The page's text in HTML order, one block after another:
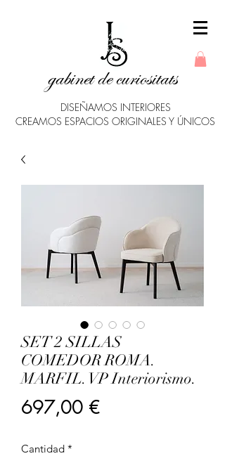
gabinet de curiositats
DISEÑAMOS INTERIORES
CREAMOS ESPACIOS ORIGINALES Y ÚNICOS
SET 2 SILLAS
COMEDOR ROMA.
MARFIL. VP Interiorismo.
697,00 €Precio
Cantidad *